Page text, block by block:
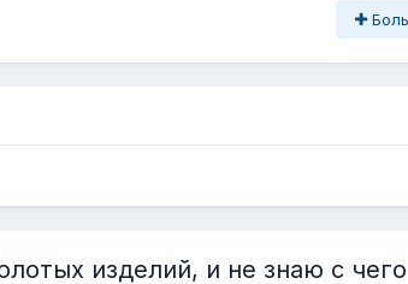
изделий, и не знаю с чего